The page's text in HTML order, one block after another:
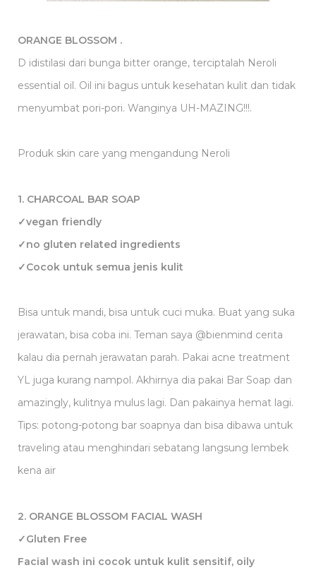
ORANGE BLOSSOM .
D idistilasi dari bunga bitter orange, terciptalah Neroli
essential oil. Oil ini bagus untuk kesehatan kulit dan tidak
menyumbat pori-pori. Wanginya UH-MAZING!!!.
Produk skin care yang mengandung Neroli
1. CHARCOAL BAR SOAP
✓vegan friendly
✓no gluten related ingredients
✓Cocok untuk semua jenis kulit
Bisa untuk mandi, bisa untuk cuci muka. Buat yang suka
jerawatan, bisa coba ini. Teman saya @bienmind cerita
kalau dia pernah jerawatan parah. Pakai acne treatment
YL juga kurang nampol. Akhirnya dia pakai Bar Soap dan
amazingly, kulitnya mulus lagi. Dan pakainya hemat lagi.
Tips: potong-potong bar soapnya dan bisa dibawa untuk
traveling atau menghindari sebatang langsung lembek
kena air
2. ORANGE BLOSSOM FACIAL WASH
✓Gluten Free
Facial wash ini cocok untuk kulit sensitif, oily